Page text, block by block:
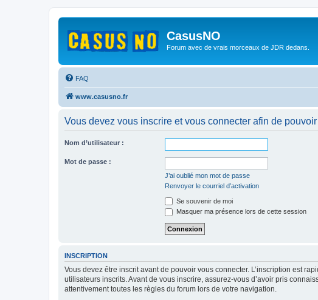
CasusNO
Forum avec de vrais morceaux de JDR dedans.
FAQ
www.casusno.fr
Vous devez vous inscrire et vous connecter afin de
Nom d’utilisateur :
Mot de passe :
J’ai oublié mon mot de passe
Renvoyer le courriel d’activation
Se souvenir de moi
Masquer ma présence lors de cette session
INSCRIPTION
Vous devez être inscrit avant de pouvoir vous connecter. L’inscription est
utilisateurs inscrits. Avant de vous inscrire, assurez-vous d’avoir pris
attentivement toutes les règles du forum lors de votre navigation.